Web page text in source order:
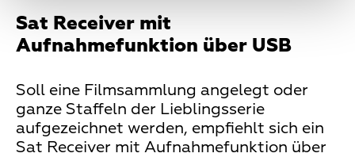
Sat Receiver mit
Aufnahmefunktion über USB
Soll eine Filmsammlung angelegt oder
ganze Staffeln der Lieblingsserie
aufgezeichnet werden, empfiehlt sich ein
Sat Receiver mit Aufnahmefunktion über